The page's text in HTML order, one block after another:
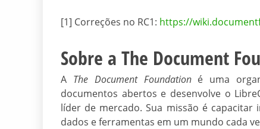
[1] Correções no RC1: https://
Sobre a The Document
A The Document Foundationé uma
documentos abertos e desenvolve o
líder de mercado. Sua missão é
dados e ferramentas em um mundo cada